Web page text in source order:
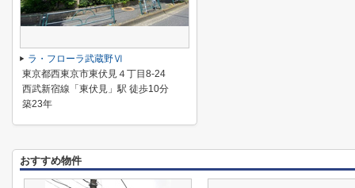
ラ・フローラ武蔵野Ⅵ
東京都西東京市東伏見４丁目8-24
西武新宿線「東伏見」駅 徒歩10分
築23年
おすすめ物件